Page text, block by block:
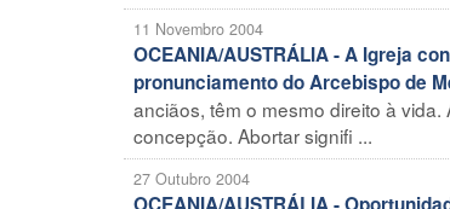
11 Novembro 2004
OCEANIA/AUSTRÁLIA - A Igreja
pronunciamento do Arcebispo de
anciãos, têm o mesmo direito à
concepção. Abortar signifi ...
27 Outubro 2004